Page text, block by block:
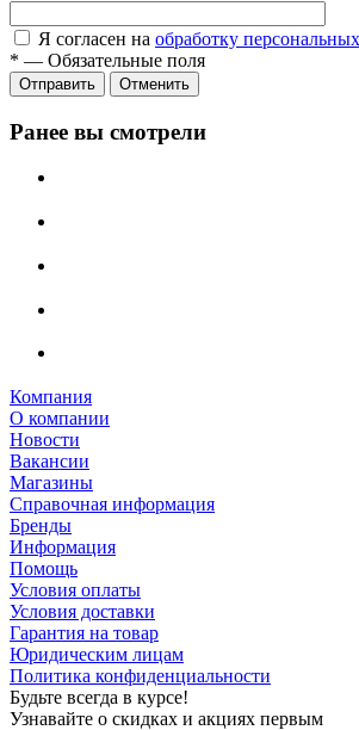
Я согласен на обработку
* — Обязательные поля
Отправить Отменить
Ранее вы смотрели
Компания
О компании
Новости
Вакансии
Магазины
Справочная информация
Бренды
Информация
Помощь
Условия оплаты
Условия доставки
Гарантия на товар
Юридическим лицам
Политика конфиденциальности
Будьте всегда в курсе!
Узнавайте о скидках и акциях первым